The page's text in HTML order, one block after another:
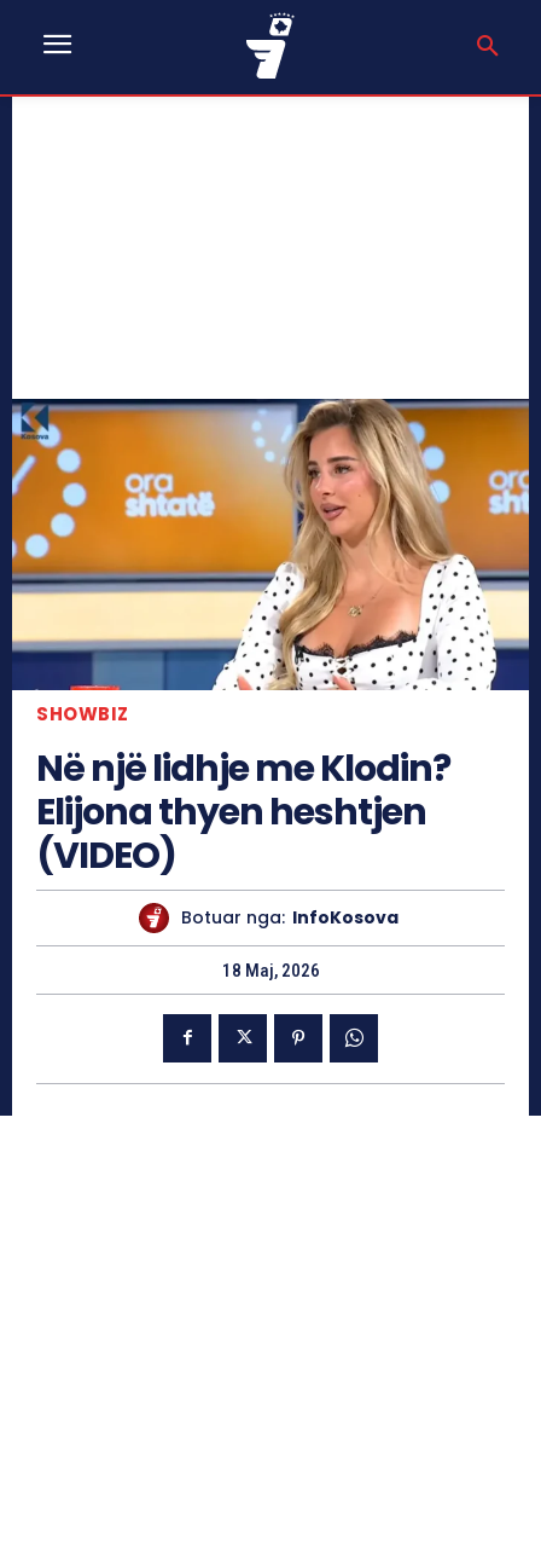
SHOWBIZ
Në një lidhje me Klodin?
Elijona thyen heshtjen
(VIDEO)
Botuar nga: InfoKosova
18 Maj, 2026